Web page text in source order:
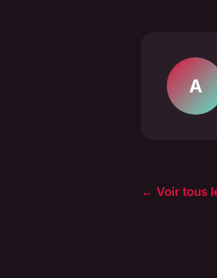
A
← Voir tous